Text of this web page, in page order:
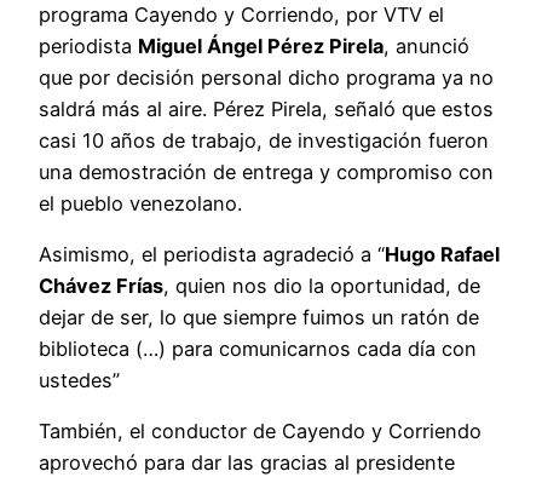
programa Cayendo y Corriendo, por VTV el
periodista Miguel Ángel Pérez Pirela, anunció
que por decisión personal dicho programa ya no
saldrá más al aire. Pérez Pirela, señaló que estos
casi 10 años de trabajo, de investigación fueron
una demostración de entrega y compromiso con
el pueblo venezolano.
Asimismo, el periodista agradeció a “Hugo Rafael
Chávez Frías, quien nos dio la oportunidad, de
dejar de ser, lo que siempre fuimos un ratón de
biblioteca (…) para comunicarnos cada día con
ustedes”
También, el conductor de Cayendo y Corriendo
aprovechó para dar las gracias al presidente